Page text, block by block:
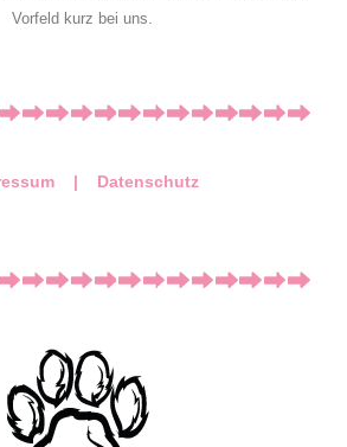
Vorfeld kurz bei uns.
| Datenschutz